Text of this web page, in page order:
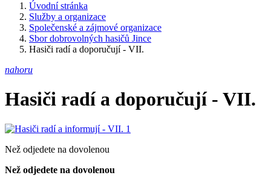
Úvodní stránka
Služby a organizace
Společenské a zájmové organizace
Sbor dobrovolných hasičů Jince
Hasiči radí a doporučují - VII.
nahoru
Hasiči radí a doporučují - VII.
Než odjedete na dovolenou
Než odjedete na dovolenou